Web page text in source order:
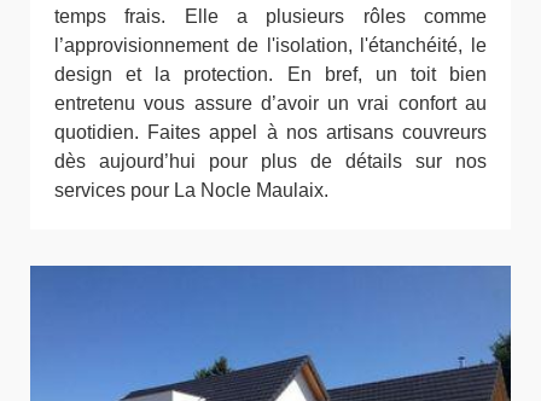
temps frais. Elle a plusieurs rôles comme
l’approvisionnement de l'isolation, l'étanchéité, le
design et la protection. En bref, un toit bien
entretenu vous assure d’avoir un vrai confort au
quotidien. Faites appel à nos artisans couvreurs
dès aujourd’hui pour plus de détails sur nos
services pour La Nocle Maulaix.